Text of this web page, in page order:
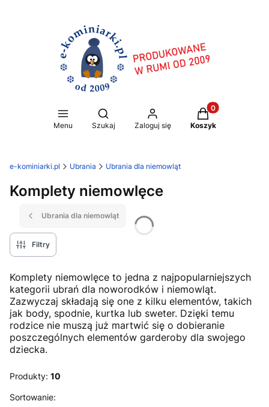
Menu
Otwórz wyszukiwarkę
Szukaj Zaloguj się
Produkty w
Koszyk
e-kominiarki.pl Ubrania Ubrania dla niemowląt
Komplety niemowlęce
Ubrania dla niemowląt
Filtry
Komplety niemowlęce to jedna z najpopularniejszych
kategorii ubrań dla noworodków i niemowląt.
Zazwyczaj składają się one z kilku elementów, takich
jak body, spodnie, kurtka lub sweter. Dzięki temu
rodzice nie muszą już martwić się o dobieranie
poszczególnych elementów garderoby dla swojego
dziecka.
Produkty: 10
Lista produktów
Sortowanie: